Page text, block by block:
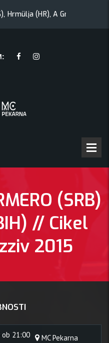
(HR), A Gram trip (HR)
(SRB)
// Cikel
2015
ob 21:00 MC Pekarna